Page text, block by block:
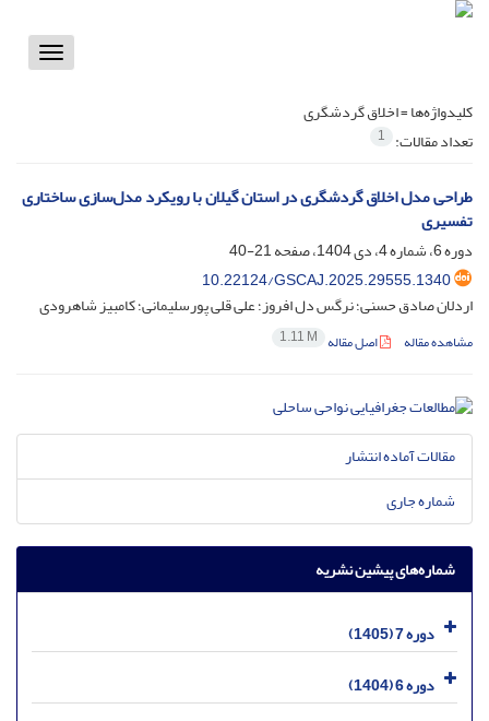
Toggle
کلیدواژه‌ها =اخلاق گردشگری
تعداد مقالات: 1
طراحی مدل اخلاق گردشگری در استان گیلان با رویکرد مدل‌سازی ساختاری
تفسیری
دوره 6، شماره 4، دی 1404، صفحه
21-40
10.22124/GSCAJ.2025.29555.1340
اردلان صادق حسنی؛ نرگس دل افروز؛ علی قلی پورسلیمانی؛ کامبیز شاهرودی
مشاهده مقاله اصل مقاله 1.11 M
مقالات آماده انتشار
شماره جاری
شماره‌های پیشین نشریه
دوره 7 (1405)
دوره 6 (1404)